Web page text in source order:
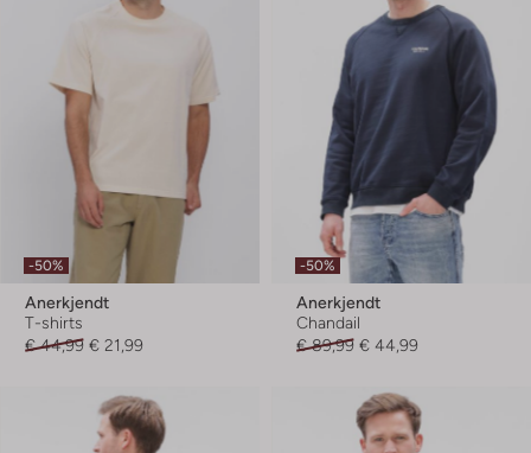
-50%
Anerkjendt
T-shirts
€ 44,99 € 21,99
-50%
Anerkjendt
Chandail
€ 89,99 € 44,99